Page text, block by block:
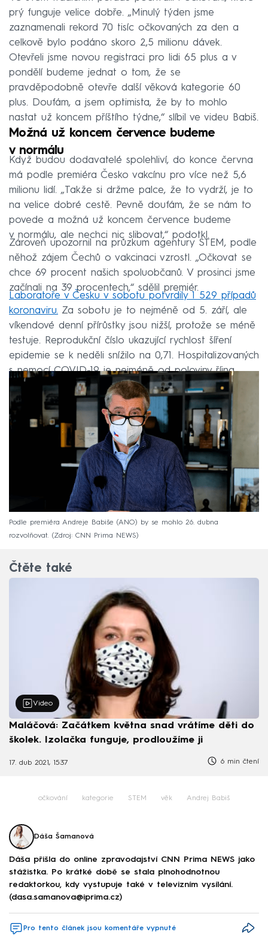
prý funguje velice dobře. „Minulý týden jsme
zaznamenali rekord 70 tisíc očkovaných za den a
celkově bylo podáno skoro 2,5 milionu dávek.
Otevřeli jsme novou registraci pro lidi 65 plus a v
pondělí budeme jednat o tom, že se
pravděpodobně otevře další věková kategorie 60
plus. Doufám, a jsem optimista, že by to mohlo
nastat už koncem příštího týdne,“ slíbil ve videu Babiš.
Možná už koncem července budeme
v normálu
Když budou dodavatelé spolehliví, do konce června
má podle premiéra Česko vakcínu pro více než 5,6
milionu lidí. „Takže si držme palce, že to vydrží, je to
na velice dobré cestě. Pevně doufám, že se nám to
povede a možná už koncem července budeme
v normálu, ale nechci nic slibovat,“ podotkl.
Zároveň upozornil na průzkum agentury STEM, podle
něhož zájem Čechů o vakcinaci vzrostl. „Očkovat se
chce 69 procent našich spoluobčanů. V prosinci jsme
začínali na 39 procentech,“ sdělil premiér.
Laboratoře v Česku v sobotu potvrdily 1 529 případů
koronaviru. Za sobotu je to nejméně od 5. září, ale
víkendové denní přírůstky jsou nižší, protože se méně
testuje. Reprodukční číslo ukazující rychlost šíření
epidemie se k neděli snížilo na 0,71. Hospitalizovaných
s nemocí COVID-19 je nejméně od poloviny října.
Podle premiéra Andreje Babiše (ANO) by se mohlo 26. dubna
rozvolňovat.
Zdroj: CNN Prima NEWS
Čtěte také
Video
Maláčová: Začátkem května snad vrátíme děti do
školek. Izolačka funguje, prodloužíme ji
17. dub 2021, 15:37 6 min čtení
očkování kategorie STEM věk Andrej Babiš
Dáša Šamanová
Dáša přišla do online zpravodajství CNN Prima NEWS jako
stážistka. Po krátké době se stala plnohodnotnou
redaktorkou, kdy vystupuje také v televizním vysílání.
(dasa.samanova@iprima.cz)
Pro tento článek jsou komentáře vypnuté